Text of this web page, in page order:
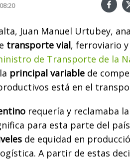
08:20
Juan Manuel Urtubey,
transporte vial, ferroviario
de Transporte de la
principal variable de
está en el
requería y reclamaba
para esta parte del
de equidad en
A partir de estas